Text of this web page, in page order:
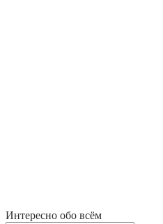
Интересно обо всём